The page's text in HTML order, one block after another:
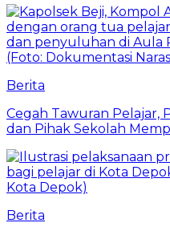
Berita
Cegah Tawuran Pelajar,
dan Pihak Sekolah
Berita